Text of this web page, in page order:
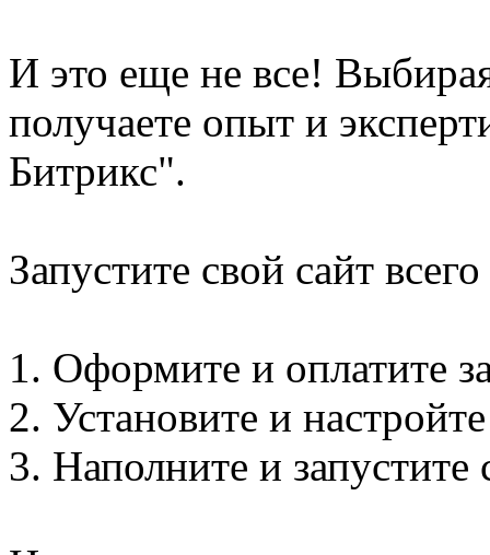
И это еще не все!
получаете опыт и
Битрикс".
Запустите свой сайт
1. Оформите и оплатите
2. Установите и
3. Наполните и запустите